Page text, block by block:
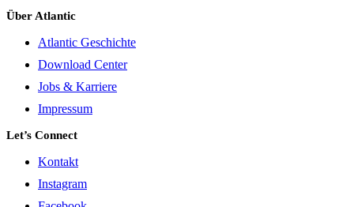
Über Atlantic
Atlantic Geschichte
Download Center
Jobs & Karriere
Impressum
Let’s Connect
Kontakt
Instagram